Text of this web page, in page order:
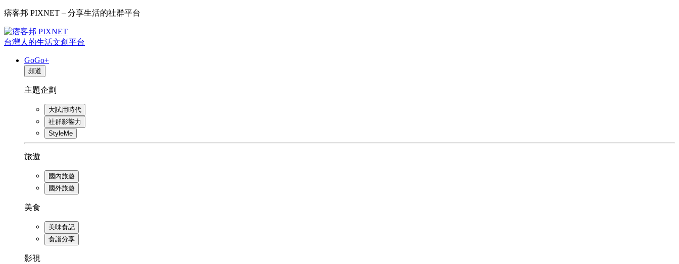
痞客邦 PIXNET – 分享生活的社群平台
台灣人的生活文創平台
GoGo+
頻道
主題企劃
大試用時代
社群影響力
StyleMe
旅遊
國內旅遊
國外旅遊
美食
美味食記
食譜分享
影視